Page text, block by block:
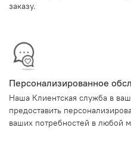
заказу.
Персонализированное
Наша Клиентская служба в
предоставить
ваших потребностей в любой